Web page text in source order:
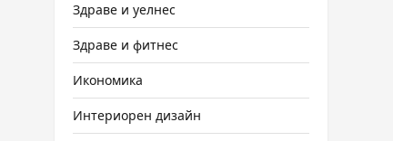
Здраве и уелнес
Здраве и фитнес
Икономика
Интериорен дизайн